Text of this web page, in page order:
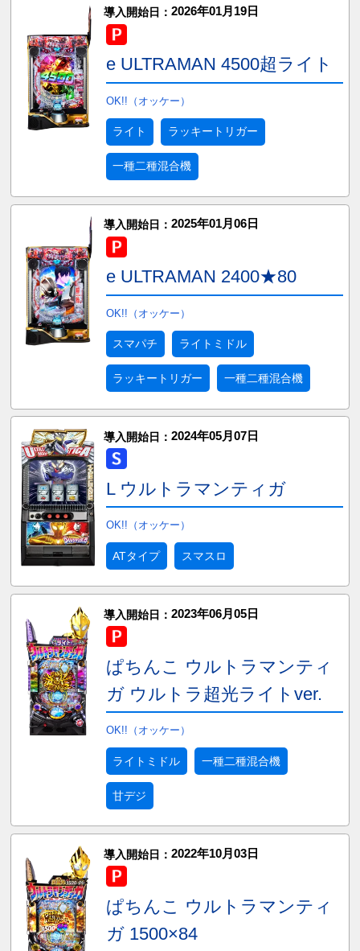
導入開始日： 2026年01月19日
e ULTRAMAN 4500超ライト
OK!!（オッケー）
ライト ラッキートリガー
一種二種混合機
導入開始日： 2025年01月06日
e ULTRAMAN 2400★80
OK!!（オッケー）
スマパチ ライトミドル
ラッキートリガー 一種二種混合機
導入開始日： 2024年05月07日
L ウルトラマンティガ
OK!!（オッケー）
ATタイプ スマスロ
導入開始日： 2023年06月05日
ぱちんこ ウルトラマンティ
ガ ウルトラ超光ライトver.
OK!!（オッケー）
ライトミドル 一種二種混合機
甘デジ
導入開始日： 2022年10月03日
ぱちんこ ウルトラマンティ
ガ 1500×84